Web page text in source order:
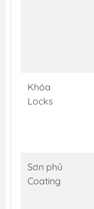
Khóa
Locks
Sơn phủ
Coating